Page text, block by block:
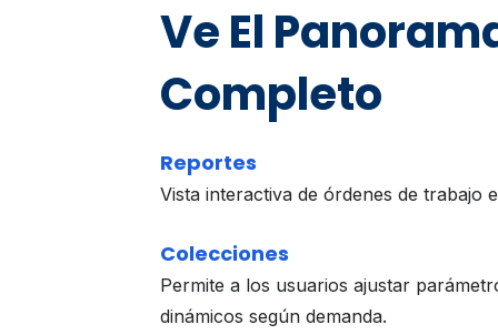
Ve El
Completo
Reportes
Vista interactiva de órdenes de trabajo
Colecciones
Permite a los usuarios ajustar
dinámicos según demanda.